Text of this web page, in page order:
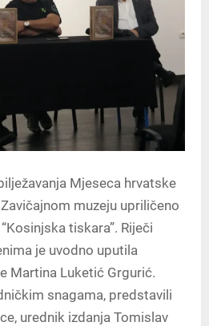
Mjeseca hrvatske
muzeju upriličeno
tiskara”. Riječi
je uvodno uputila
Martina Luketić Grgurić.
snagama, predstavili
urednik izdanja Tomislav